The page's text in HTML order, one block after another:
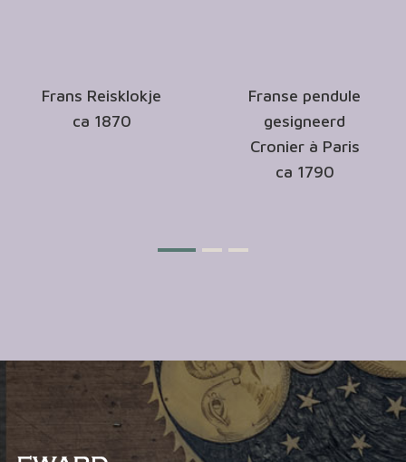
Frans Reisklokje
ca 1870
Franse pendule
gesigneerd
Cronier à Paris
ca 1790